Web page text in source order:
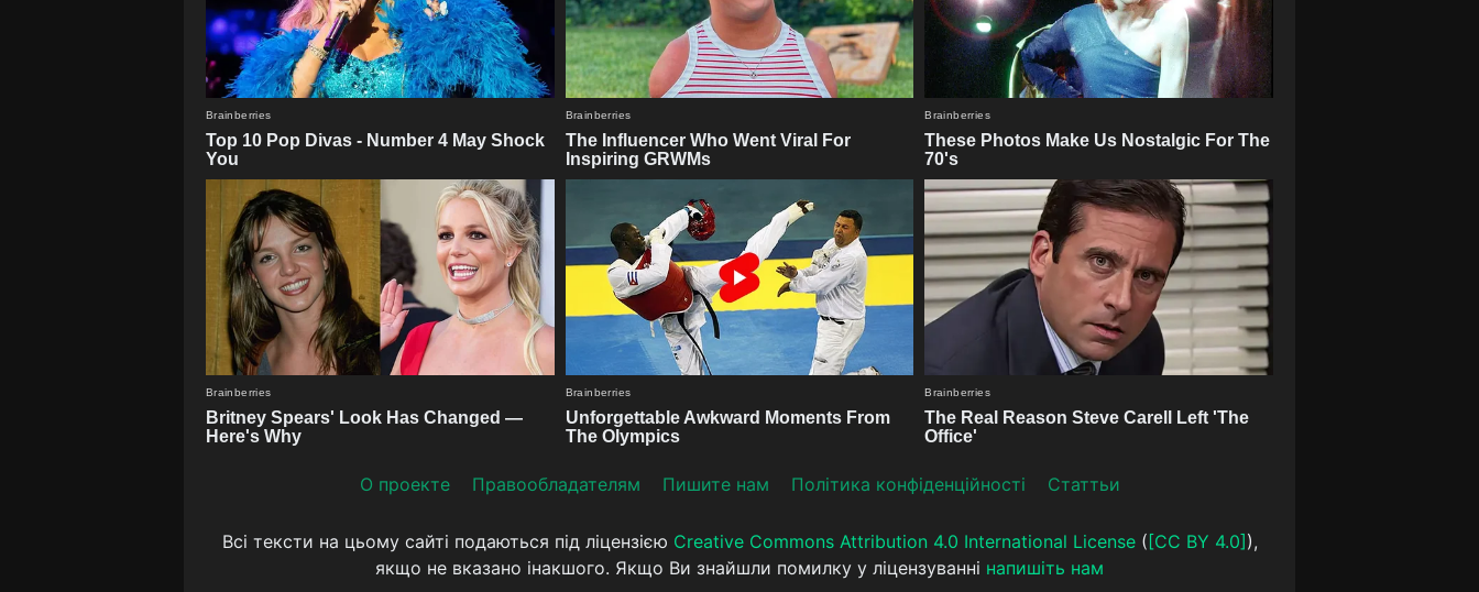
О проекте Прaвooблaдателям Пишите нам Політика конфіденційності Статтьи
Всі тексти на цьому сайті подаються під ліцензією Creative Commons Attribution 4.0 International License( [CC BY 4.0] ),
якщо не вказано інакшого. Якщо Ви знайшли помилку у ліцензуванні напишіть нам